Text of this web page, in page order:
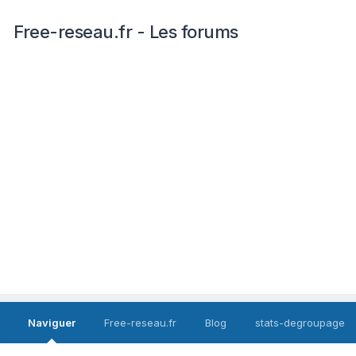
Free-reseau.fr - Les forums
Naviguer Free-reseau.fr Blog stats-degroupage